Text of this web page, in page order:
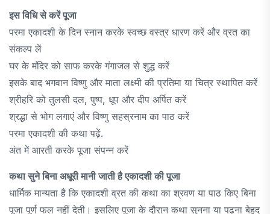
इस विधि से करें पूजा
परमा एकादशी के दिन स्नान करके स्वच्छ वस्त्र धारण करें और व्रत का
संकल्प लें
घर के मंदिर को साफ करके गंगाजल से शुद्ध करें
इसके बाद भगवान विष्णु और माता लक्ष्मी की प्रतिमा या चित्र स्थापित करें
श्रीहरि को तुलसी दल, पुष्प, धूप और दीप अर्पित करें
श्रद्धा से भोग लगाएं और विष्णु सहस्रनाम का पाठ करें
परमा एकादशी की कथा पढ़ें.
अंत में आरती करके पूजा संपन्न करें
कथा सुने बिना अधूरी मानी जाती है एकादशी की पूजा
धार्मिक मान्यता है कि एकादशी व्रत की कथा का श्रवण या पाठ किए बिना
पूजा पूर्ण फल नहीं देती। इसलिए पूजा के दौरान कथा सुनना या पढ़ना बेहद